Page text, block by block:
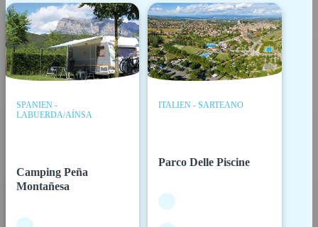
SPANIEN -
LABUERDA/AÍNSA
Camping Peña
Montañesa
ITALIEN - SARTEANO
Parco Delle Piscine